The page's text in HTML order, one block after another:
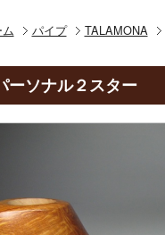
パイプ TALAMONA
ーソナル２スター